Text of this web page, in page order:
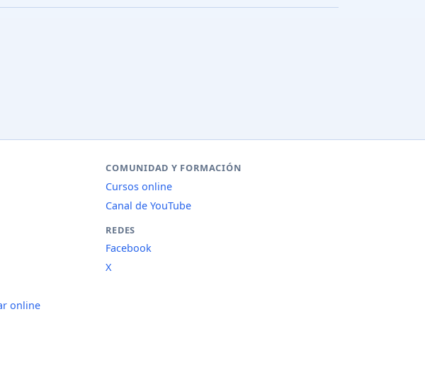
online
COMUNIDAD Y FORMACIÓN
Cursos online
Canal de YouTube
REDES
Facebook
X